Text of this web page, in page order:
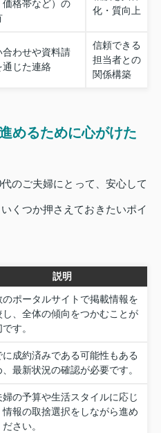
価格帯など）の
化・質向上
合わせや資料請
通じた連絡
信頼できる
担当者との
関係構築
めるために心がけた
のご夫婦にとって、安心して
くつか押さえておきたいポイ
説明
のポータルサイトで掲載情報を
し、全体の傾向をつかむことが
す。
に成約済みである可能性もある
、最新状況の確認が必要です。
婦の予算や生活スタイルに応じ
情報の取捨選択をしながら進め
さい。